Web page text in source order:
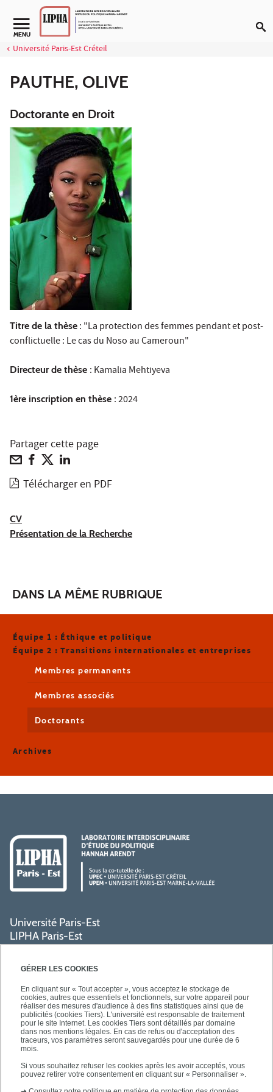
GÉRER LES COOKIES
En cliquant sur « Tout accepter », vous acceptez le stockage de
cookies, autres que essentiels et fonctionnels, sur votre appareil pour
réaliser des mesures d'audience à des fins statistiques ainsi que de
publicités (cookies Tiers). L'université est responsable de traitement
pour le site Internet. Les cookies Tiers sont détaillés par domaine
dans nos mentions légales. En cas de refus ou d'acceptation des
traceurs, vos paramètres seront sauvegardés pour une durée de 6
mois.
Si vous souhaitez refuser les cookies après les avoir acceptés, vous
pouvez retirer votre consentement en cliquant sur « Personnaliser ».
Aller au contenu
Navigation secondaire
MENU
Université Paris-Est Créteil
PAUTHE, OLIVE
Doctorante en Droit
Titre de la thèse : "La protection des femmes pendant et post-
conflictuelle : Le cas du Noso au Cameroun"
Directeur de thèse : Kamalia Mehtiyeva
1ère inscription en thèse : 2024
Partager cette page
Télécharger en PDF
CV
Présentation de la Recherche
DANS LA MÊME RUBRIQUE
Équipe 1 : Éthique et politique
Équipe 2 : Transitions internationales et entreprises
Membres permanents
Membres associés
Doctorants
Archives
Université Paris-Est
LIPHA Paris-Est
Campus Centre de Créteil
61, avenue du Général de Gaulle
PRATIQUE
ACCÈS RAPIDES